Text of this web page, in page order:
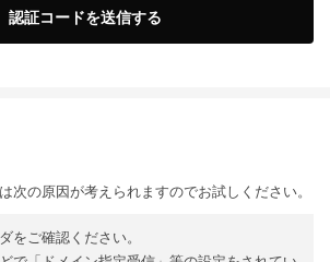
認証コードを送信する
次の原因が考えられますのでお試しください。
をご確認ください。